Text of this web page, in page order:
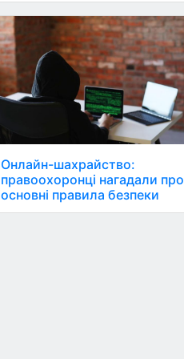
Онлайн-шахрайство:
правоохоронці нагадали про
основні правила безпеки